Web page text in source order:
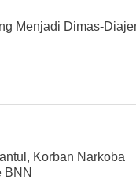
Menjadi Dimas-
Korban Narkoba
BNN